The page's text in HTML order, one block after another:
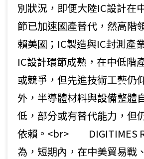
別狀況，即便大陸IC設計在
節已加速國產替代，然高階
賴美國；IC製造與IC封測產
IC設計環節成熟，在中低階
或競爭，但先進技術工藝仍
外，半導體材料與設備整體
低，部分或有替代能力，但
依賴。<br> DIGITIMES
為，短期內，在中美貿易戰